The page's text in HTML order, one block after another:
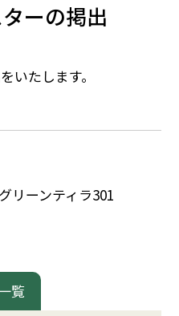
自然と文化
偉人
ーの掲出
いたします。
リーンティラ301
覧